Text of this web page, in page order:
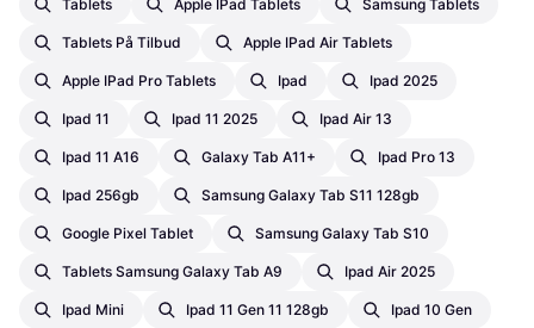
Tablets Apple IPad Tablets Samsung Tablets
Tablets På Tilbud Apple IPad Air Tablets
Apple IPad Pro Tablets Ipad Ipad 2025
Ipad 11 Ipad 11 2025 Ipad Air 13
Ipad 11 A16 Galaxy Tab A11+ Ipad Pro 13
Ipad 256gb Samsung Galaxy Tab S11 128gb
Google Pixel Tablet Samsung Galaxy Tab S10
Tablets Samsung Galaxy Tab A9 Ipad Air 2025
Ipad Mini Ipad 11 Gen 11 128gb Ipad 10 Gen